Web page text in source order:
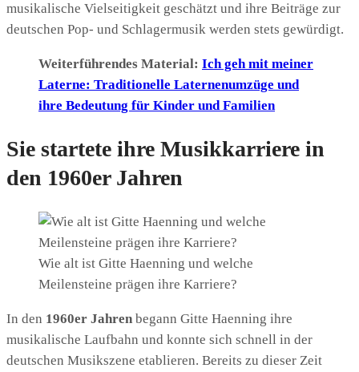
musikalische Vielseitigkeit geschätzt und ihre Beiträge zur
deutschen Pop- und Schlagermusik werden stets gewürdigt.
Weiterführendes Material: Ich geh mit meiner
Laterne: Traditionelle Laternenumzüge und
ihre Bedeutung für Kinder und Familien
Sie startete ihre Musikkarriere in
den 1960er Jahren
Wie alt ist Gitte Haenning und welche
Meilensteine prägen ihre Karriere?
In den 1960er Jahren begann Gitte Haenning ihre
musikalische Laufbahn und konnte sich schnell in der
deutschen Musikszene etablieren. Bereits zu dieser Zeit